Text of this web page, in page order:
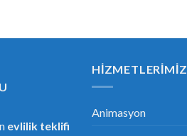
evlilik teklifi
HIZMETLERIMIZ
Animasyon